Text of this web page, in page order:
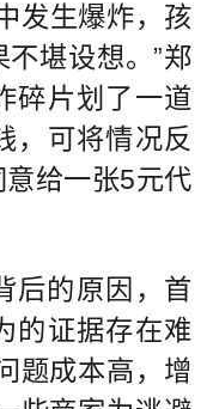
生爆炸，孩
堪设想。”郑
碎片划了一道
，可将情况反
给一张5元代
的原因，首
的证据存在难
题成本高，增